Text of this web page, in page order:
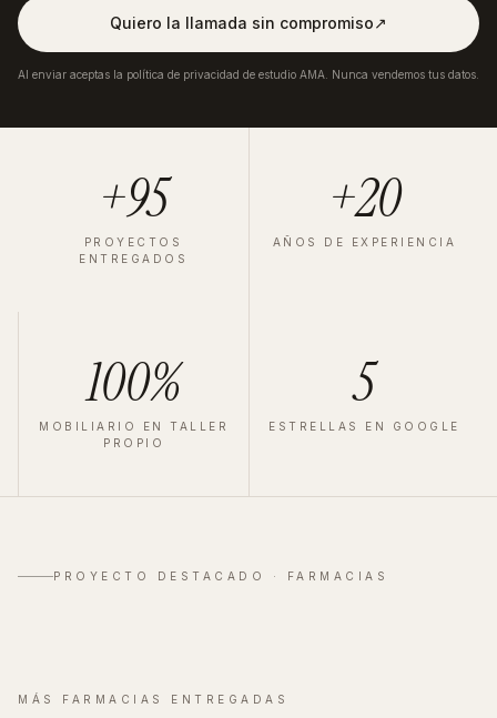
Quiero la llamada sin compromiso↗︎
Al enviar aceptas la política de privacidad de estudio AMA. Nunca vendemos tus datos.
+95
PROYECTOS
ENTREGADOS
+20
AÑOS DE EXPERIENCIA
100%
MOBILIARIO EN TALLER
PROPIO
5
ESTRELLAS EN GOOGLE
PROYECTO DESTACADO · FARMACIAS
Velázquez
MÁS FARMACIAS ENTREGADAS